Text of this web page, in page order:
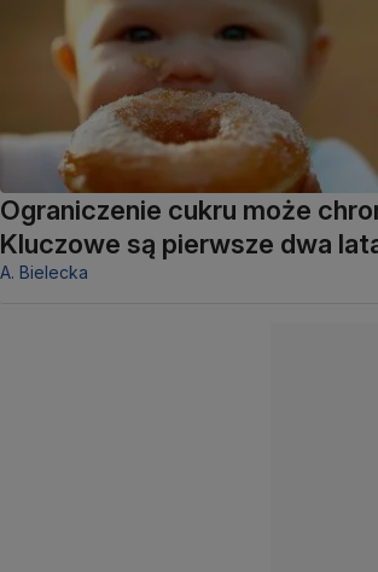
Ograniczenie cukru może
Kluczowe są pierwsze dwa
A. Bielecka